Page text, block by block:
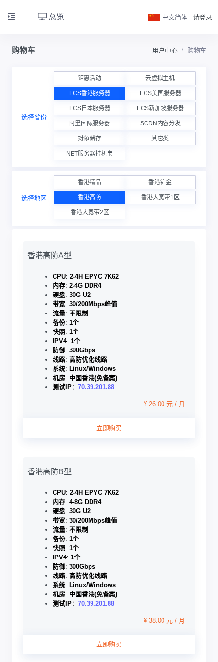
总览 中文简体 请登录
购物车 用户中心 购物车
选择省份
钜惠活动 云虚拟主机
ECS香港服务器 ECS美国服务器
ECS日本服务器 ECS新加坡服务器
阿里国际服务器 SCDN内容分发
对象储存 其它类
NET服务器挂机宝
选择地区
香港精品 香港铂金
香港高防 香港大宽带1区
香港大宽带2区
香港高防A型
CPU: 2-4H EPYC 7K62
内存: 2-4G DDR4
硬盘: 30G U2
带宽: 30/200Mbps峰值
流量: 不限制
备份: 1个
快照: 1个
IPV4: 1个
防御: 300Gbps
线路: 高防优化线路
系统: Linux/Windows
机房: 中国香港(免备案)
测试IP： 70.39.201.88
¥ 26.00 元 / 月
立即购买
香港高防B型
CPU: 2-4H EPYC 7K62
内存: 4-8G DDR4
硬盘: 30G U2
带宽: 30/200Mbps峰值
流量: 不限制
备份: 1个
快照: 1个
IPV4: 1个
防御: 300Gbps
线路: 高防优化线路
系统: Linux/Windows
机房: 中国香港(免备案)
测试IP： 70.39.201.88
¥ 38.00 元 / 月
立即购买